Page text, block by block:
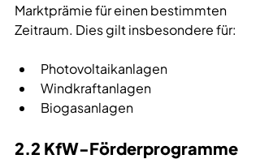
Marktprämie für einen bestimmten
Zeitraum. Dies gilt insbesondere für:
Photovoltaikanlagen
Windkraftanlagen
Biogasanlagen
2.2 KfW-Förderprogramme